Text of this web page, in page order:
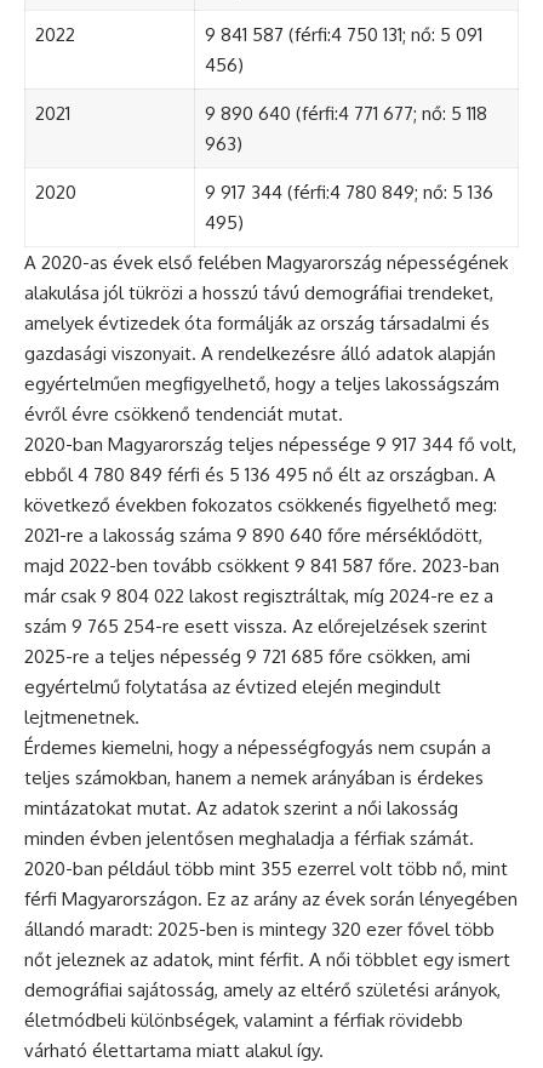
2022
9 841 587 (férfi:4 750 131; nő: 5 091
456)
2021
9 890 640 (férfi:4 771 677; nő: 5 118
963)
2020
9 917 344 (férfi:4 780 849; nő: 5 136
495)
A 2020-as évek első felében Magyarország népességének
alakulása jól tükrözi a hosszú távú demográfiai trendeket,
amelyek évtizedek óta formálják az ország társadalmi és
gazdasági viszonyait. A rendelkezésre álló adatok alapján
egyértelműen megfigyelhető, hogy a teljes lakosságszám
évről évre csökkenő tendenciát mutat.
2020-ban Magyarország teljes népessége 9 917 344 fő volt,
ebből 4 780 849 férfi és 5 136 495 nő élt az országban. A
következő években fokozatos csökkenés figyelhető meg:
2021-re a lakosság száma 9 890 640 főre mérséklődött,
majd 2022-ben tovább csökkent 9 841 587 főre. 2023-ban
már csak 9 804 022 lakost regisztráltak, míg 2024-re ez a
szám 9 765 254-re esett vissza. Az előrejelzések szerint
2025-re a teljes népesség 9 721 685 főre csökken, ami
egyértelmű folytatása az évtized elején megindult
lejtmenetnek.
Érdemes kiemelni, hogy a népességfogyás nem csupán a
teljes számokban, hanem a nemek arányában is érdekes
mintázatokat mutat. Az adatok szerint a női lakosság
minden évben jelentősen meghaladja a férfiak számát.
2020-ban például több mint 355 ezerrel volt több nő, mint
férfi Magyarországon. Ez az arány az évek során lényegében
állandó maradt: 2025-ben is mintegy 320 ezer fővel több
nőt jeleznek az adatok, mint férfit. A női többlet egy ismert
demográfiai sajátosság, amely az eltérő születési arányok,
életmódbeli különbségek, valamint a férfiak rövidebb
várható élettartama miatt alakul így.